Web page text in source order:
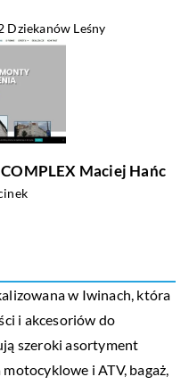
Dziekanów Leśny
Maciej Hańc
w Iwinach, która
i akcesoriów do
szeroki asortyment
i ATV, bagaż,